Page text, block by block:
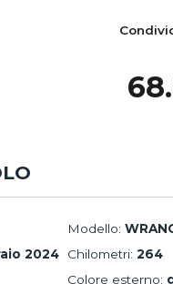
Modello:
2024 Chilometri: 264
Colore esterno: